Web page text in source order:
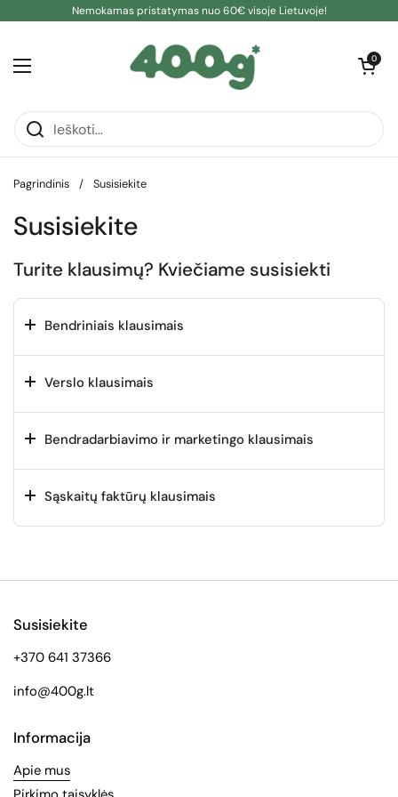
Pereiti prie turinioNemokamas pristatymas nuo 60€ visoje Lietuvoje!
Atidaryti meniu
Atidaryti
0
Pagrindinis / Susisiekite
Susisiekite
Turite klausimų? Kviečiame susisiekti
Bendriniais klausimais
Verslo klausimais
Bendradarbiavimo ir marketingo klausimais
Sąskaitų faktūrų klausimais
Susisiekite
+370 641 37366
info@400g.lt
Informacija
Apie mus